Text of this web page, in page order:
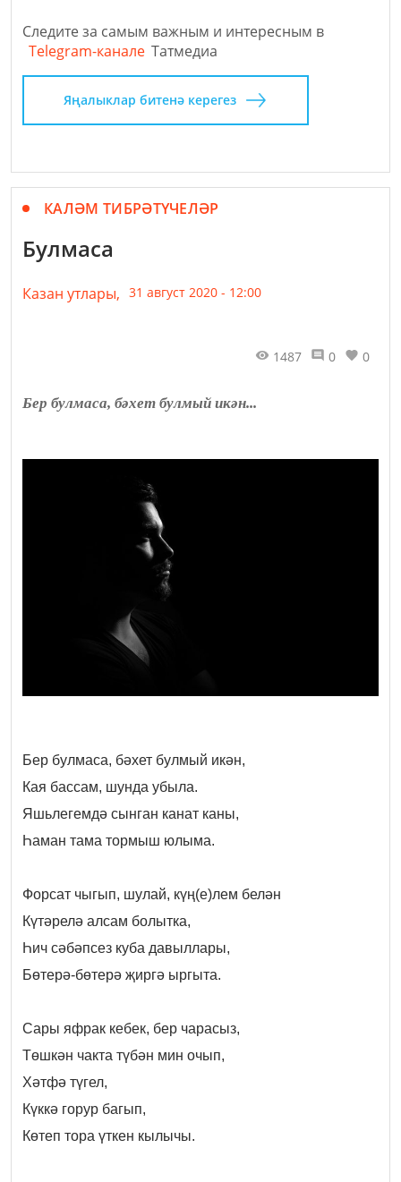
Следите за самым важным и интересным в
Telegram-канале Татмедиа
Яңалыклар битенә керегез
КАЛӘМ ТИБРӘТҮЧЕЛӘР
Булмаса
Казан утлары, 31 август 2020 - 12:00
1487 0 0
Бер булмаса, бәхет булмый икән...
Бер булмаса, бәхет булмый икән,
Кая бассам, шунда убыла.
Яшьлегемдә сынган канат каны,
Һаман тама тормыш юлыма.
Форсат чыгып, шулай, күң(е)лем белән
Күтәрелә алсам болытка,
Һич сәбәпсез куба давыллары,
Бөтерә-бөтерә җиргә ыргыта.
Сары яфрак кебек, бер чарасыз,
Төшкән чакта түбән мин очып,
Хәтфә түгел,
Күккә горур багып,
Көтеп тора үткен кылычы.